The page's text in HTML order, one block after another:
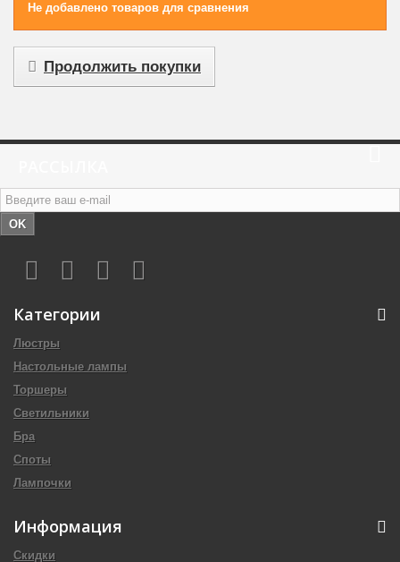
Не добавлено товаров для сравнения
Продолжить покупки
OK
Категории
Люстры
Настольные лампы
Торшеры
Светильники
Бра
Споты
Лампочки
Информация
Скидки